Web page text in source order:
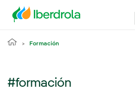
Formación
#formación